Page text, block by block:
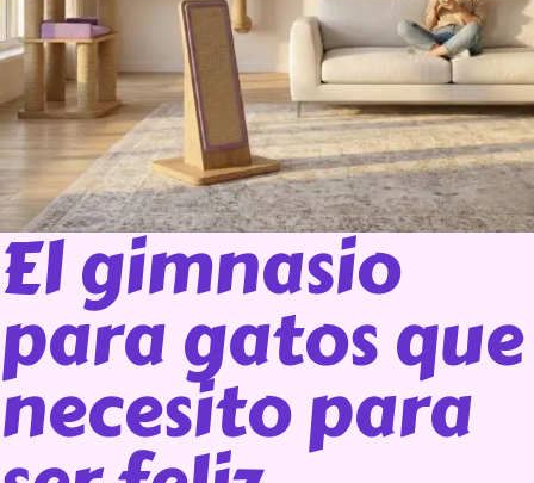
El gimnasio
para gatos que
necesito para